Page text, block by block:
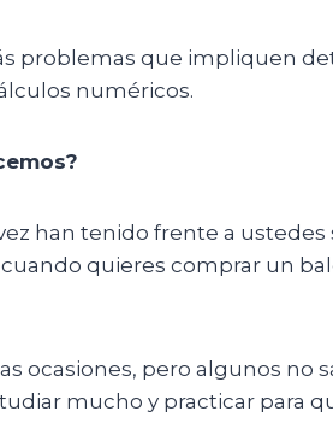
problemas que impliquen
numéricos.
han tenido frente a
quieres comprar un
ocasiones, pero algunos no
mucho y practicar para